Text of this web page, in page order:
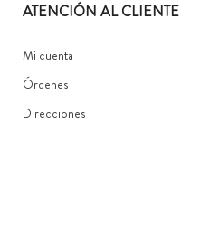
ATENCIÓN AL CLIENTE
Mi cuenta
Órdenes
Direcciones